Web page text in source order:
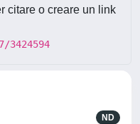
citare o creare un link
ND